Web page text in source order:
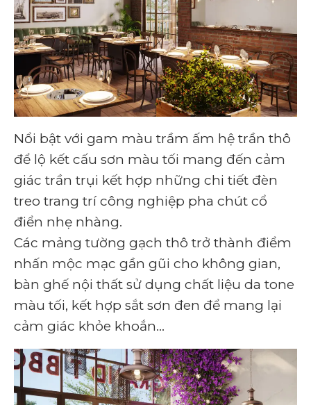
Nổi bật với gam màu trầm ấm hệ trần thô
để lộ kết cấu sơn màu tối mang đến cảm
giác trần trụi kết hợp những chi tiết đèn
treo trang trí công nghiệp pha chút cổ
điển nhẹ nhàng.
Các mảng tường gạch thô trở thành điểm
nhấn mộc mạc gần gũi cho không gian,
bàn ghế nội thất sử dụng chất liệu da tone
màu tối, kết hợp sắt sơn đen để mang lại
cảm giác khỏe khoắn…